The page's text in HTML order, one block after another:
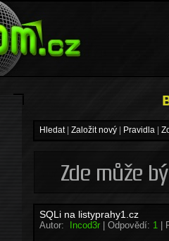
Hledat Založit nový Pravidla
SQLi na listyprahy1.cz
Autor: Incod3r| Odpovědí: 1 |